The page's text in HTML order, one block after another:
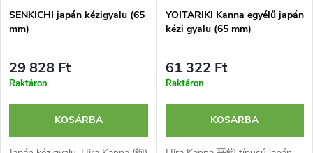
k
r
e
n
k
e
k
l
SENKICHI japán kézigyalu (65
mm)
29 828 Ft
Raktáron
KOSÁRBA
YOITARIKI Kanna egyélű japán
kézi gyalu (65 mm)
61 322 Ft
Raktáron
KOSÁRBA